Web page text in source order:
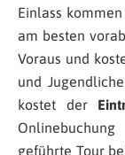
Einlass
am besten
Voraus und
und
kostet der
geführte Tour